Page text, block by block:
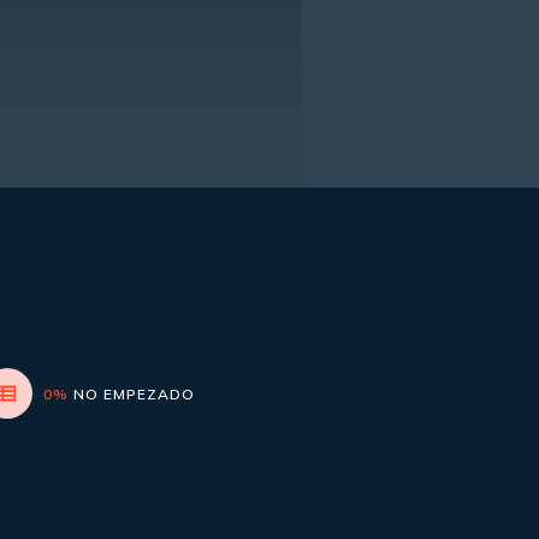
0% NO EMPEZADO